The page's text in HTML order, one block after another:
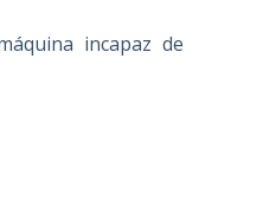
incapaz de